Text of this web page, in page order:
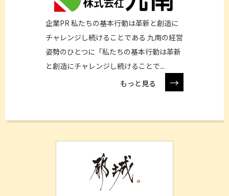
企業PR 私たちの基本行動は革新と創造に
チャレンジし続けることである 九南の経営
姿勢のひとつに「私たちの基本行動は革新
と創造にチャレンジし続けることで...
もっと見る
→